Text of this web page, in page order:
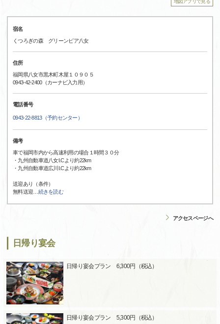
宿名
くつろぎの森 グリーンピア八女
住所
福岡県八女市黒木町木屋１０９０５
0943-42-2400（カーナビ入力用）
電話番号
0943-22-8813（予約センター）
備考
車で福岡市内から高速利用の場合１時間３０分
・九州自動車道八女I.Cより約22km
・九州自動車道広川I.Cより約22km
送迎あり（条件）
無料送迎
続きを読む
アクセスページへ
日帰り宴会
日帰り宴会プラン 6,300円（税込）
日帰り宴会プラン 5,300円（税込）